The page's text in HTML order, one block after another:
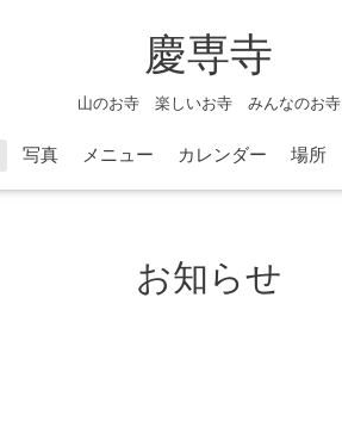
慶専寺
山のお寺 楽しいお寺 みんなのお寺
写真 メニュー カレンダー 場所
お知らせ